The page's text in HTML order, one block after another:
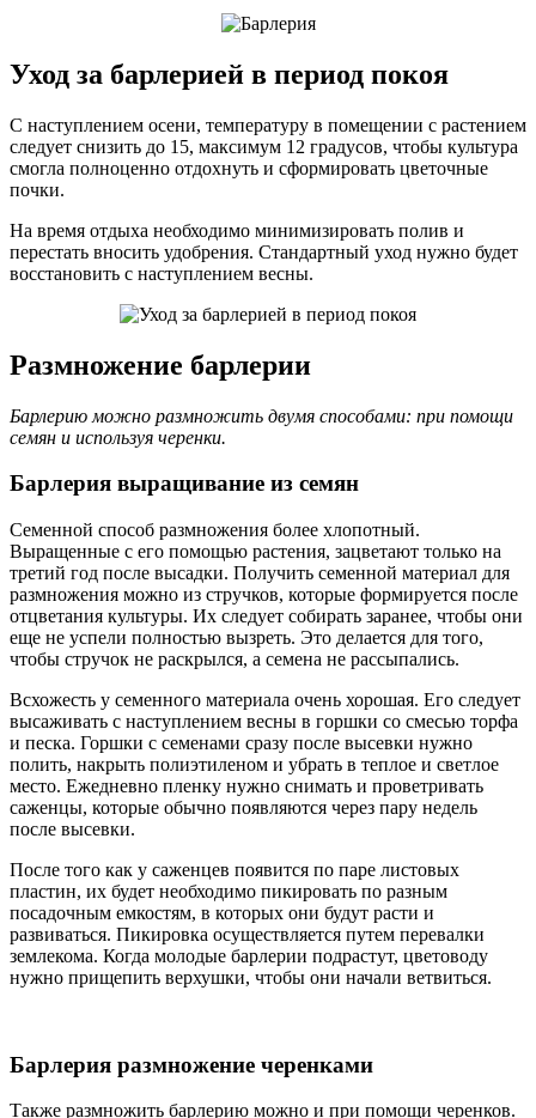
Уход за барлерией в период покоя
С наступлением осени, температуру в помещении с растением
следует снизить до 15, максимум 12 градусов, чтобы культура
смогла полноценно отдохнуть и сформировать цветочные
почки.
На время отдыха необходимо минимизировать полив и
перестать вносить удобрения. Стандартный уход нужно будет
восстановить с наступлением весны.
Размножение барлерии
Барлерию можно размножить двумя способами: при помощи
семян и используя черенки.
Барлерия выращивание из семян
Семенной способ размножения более хлопотный.
Выращенные с его помощью растения, зацветают только на
третий год после высадки. Получить семенной материал для
размножения можно из стручков, которые формируется после
отцветания культуры. Их следует собирать заранее, чтобы они
еще не успели полностью вызреть. Это делается для того,
чтобы стручок не раскрылся, а семена не рассыпались.
Всхожесть у семенного материала очень хорошая. Его следует
высаживать с наступлением весны в горшки со смесью торфа
и песка. Горшки с семенами сразу после высевки нужно
полить, накрыть полиэтиленом и убрать в теплое и светлое
место. Ежедневно пленку нужно снимать и проветривать
саженцы, которые обычно появляются через пару недель
после высевки.
После того как у саженцев появится по паре листовых
пластин, их будет необходимо пикировать по разным
посадочным емкостям, в которых они будут расти и
развиваться. Пикировка осуществляется путем перевалки
землекома. Когда молодые барлерии подрастут, цветоводу
нужно прищепить верхушки, чтобы они начали ветвиться.
Барлерия размножение черенками
Также размножить барлерию можно и при помощи черенков.